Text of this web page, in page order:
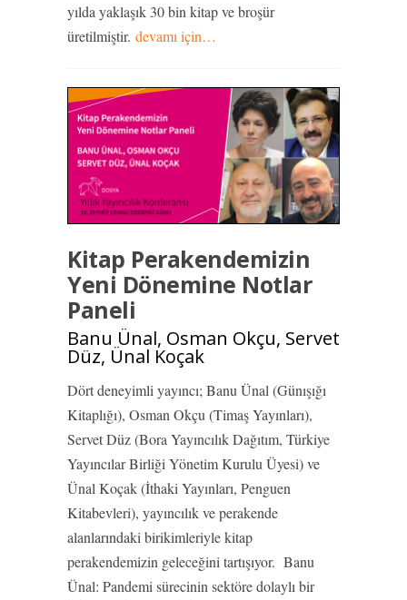
yılda yaklaşık 30 bin kitap ve broşür
üretilmiştir. devamı için…
Kitap Perakendemizin
Yeni Dönemine Notlar
Paneli
Banu Ünal, Osman Okçu, Servet
Düz, Ünal Koçak
Dört deneyimli yayıncı; Banu Ünal (Günışığı
Kitaplığı), Osman Okçu (Timaş Yayınları),
Servet Düz (Bora Yayıncılık Dağıtım, Türkiye
Yayıncılar Birliği Yönetim Kurulu Üyesi) ve
Ünal Koçak (İthaki Yayınları, Penguen
Kitabevleri), yayıncılık ve perakende
alanlarındaki birikimleriyle kitap
perakendemizin geleceğini tartışıyor. Banu
Ünal: Pandemi sürecinin sektöre dolaylı bir